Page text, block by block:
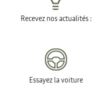
Recevez nos actualités :
Essayez la voiture